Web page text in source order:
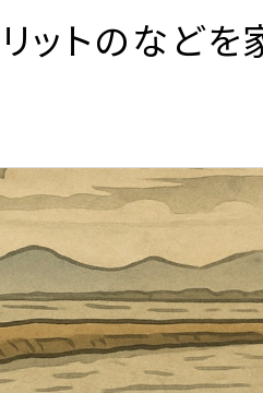
ットのなどを